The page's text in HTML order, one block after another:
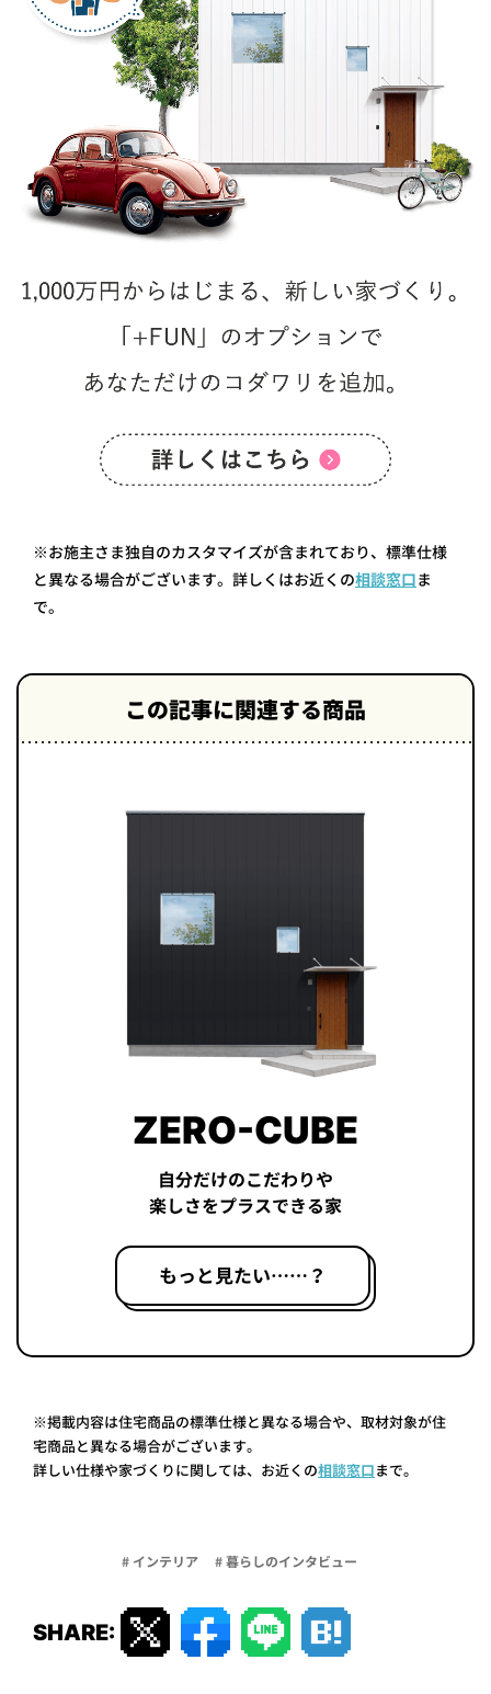
※お施主さま独自のカスタマイズが含まれており、標準仕様
と異なる場合がございます。詳しくはお近くの相談窓口ま
で。
この記事に関連する商品
ZERO-CUBE
自分だけのこだわりや
楽しさをプラスできる家
もっと見たい……？
※掲載内容は住宅商品の標準仕様と異なる場合や、取材対象が住
宅商品と異なる場合がございます。
詳しい仕様や家づくりに関しては、お近くの相談窓口まで。
# インテリア # 暮らしのインタビュー
SHARE: